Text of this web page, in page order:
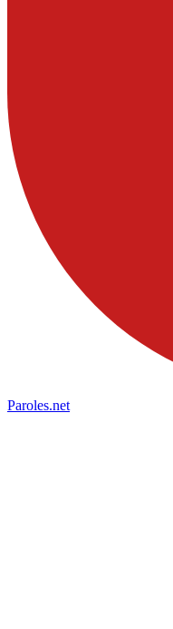
Paroles.net